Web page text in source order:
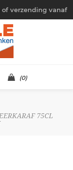
of verzending vanaf
€ 4,95
(0)
75CL